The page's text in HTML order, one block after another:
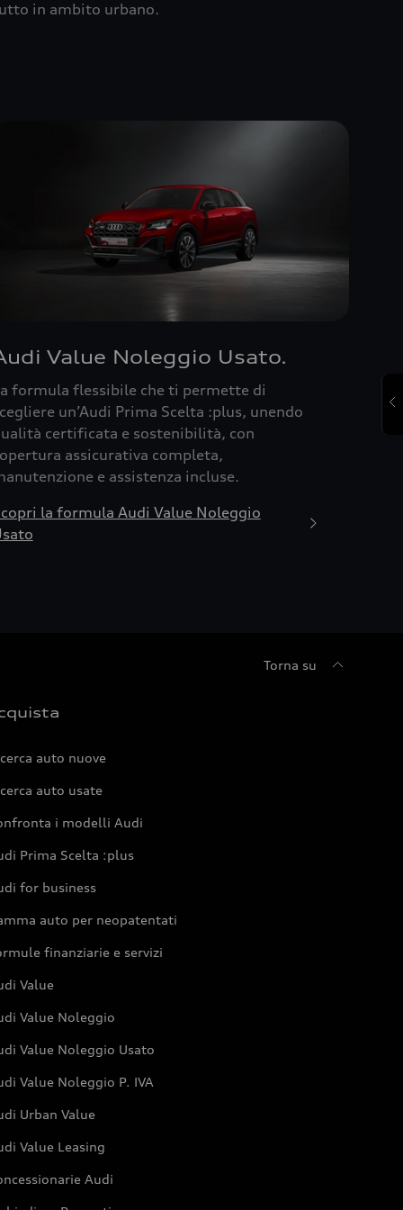
in ambito urbano.
Value Noleggio Usato.
formula flessibile che ti permette di
un’Audi Prima Scelta :plus, unendo
certificata e sostenibilità, con
assicurativa completa,
e assistenza incluse.
la formula Audi Value Noleggio
Torna su
auto nuove
auto usate
i modelli Audi
Prima Scelta :plus
for business
auto per neopatentati
finanziarie e servizi
Value
Value Noleggio
Value Noleggio Usato
Value Noleggio P. IVA
Urban Value
Value Leasing
Audi